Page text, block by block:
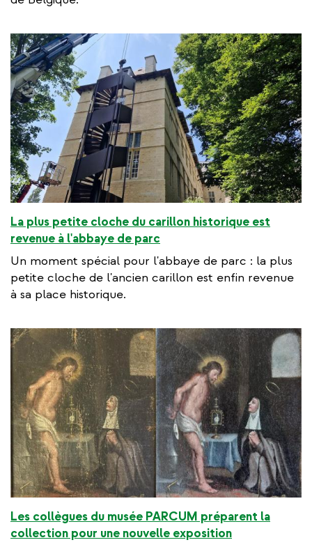
La plus petite cloche du carillon historique est
revenue à l'abbaye de parc
Un moment spécial pour l'abbaye de parc : la plus
petite cloche de l'ancien carillon est enfin revenue
à sa place historique.
Les collègues du musée PARCUM préparent la
collection pour une nouvelle exposition